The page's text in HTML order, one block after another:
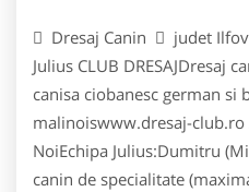
Dresaj Canin judet Ilfov
Julius CLUB DRESAJDresaj
canisa ciobanesc german si
malinoiswww.dresaj-
NoiEchipa Julius:Dumitru
canin de specialitate